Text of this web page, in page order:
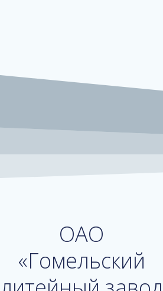
ОАО
«Гомельский